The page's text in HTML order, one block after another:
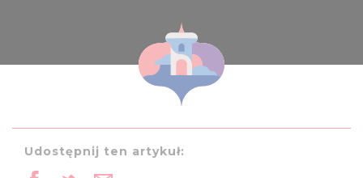
Udostępnij ten artykuł: